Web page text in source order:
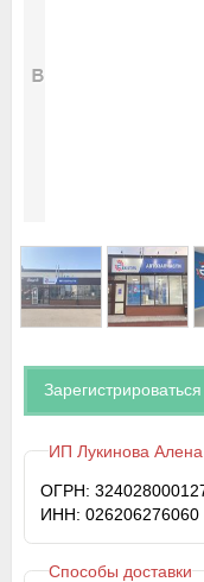
Зарегистрироваться
ИП Лукинова
ОГРН:
ИНН: 026206276060
Способы доставки